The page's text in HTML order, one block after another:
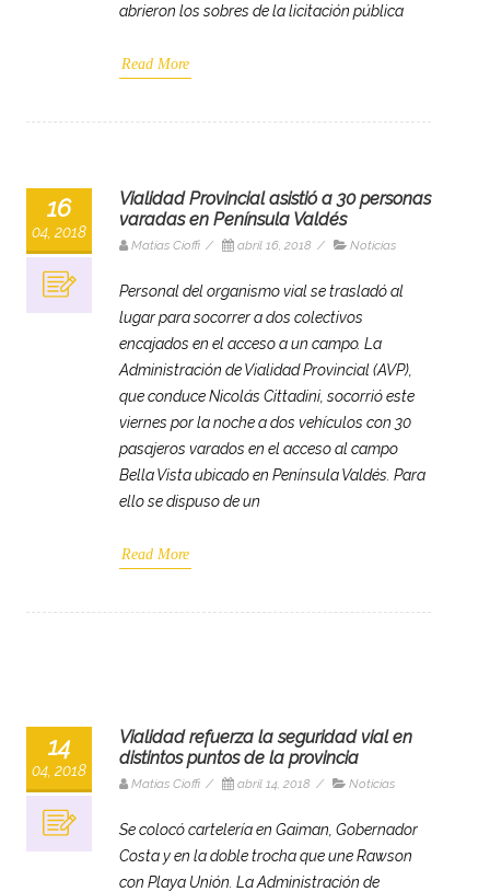
abrieron los sobres de la licitación pública
Read More
16
04, 2018
Vialidad Provincial asistió a 30 personas
varadas en Península Valdés
Matias Cioffi / abril 16, 2018 / Noticias
Personal del organismo vial se trasladó al
lugar para socorrer a dos colectivos
encajados en el acceso a un campo. La
Administración de Vialidad Provincial (AVP),
que conduce Nicolás Cittadini, socorrió este
viernes por la noche a dos vehículos con 30
pasajeros varados en el acceso al campo
Bella Vista ubicado en Península Valdés. Para
ello se dispuso de un
Read More
14
04, 2018
Vialidad refuerza la seguridad vial en
distintos puntos de la provincia
Matias Cioffi / abril 14, 2018 / Noticias
Se colocó cartelería en Gaiman, Gobernador
Costa y en la doble trocha que une Rawson
con Playa Unión. La Administración de